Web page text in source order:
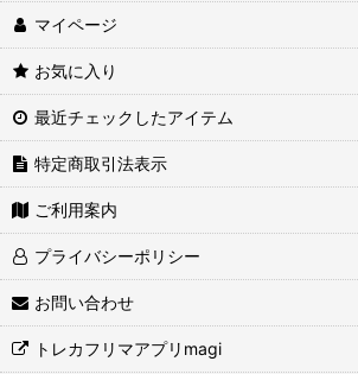
マイページ
お気に入り
最近チェックしたアイテム
特定商取引法表示
ご利用案内
プライバシーポリシー
お問い合わせ
トレカフリマアプリmagi